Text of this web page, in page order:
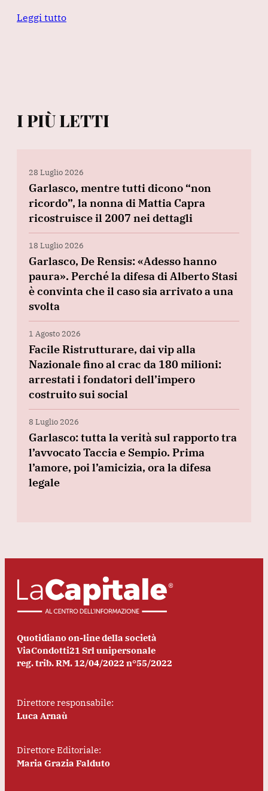
Leggi tutto
I PIÙ LETTI
28 Luglio 2026
Garlasco, mentre tutti dicono “non
ricordo”, la nonna di Mattia Capra
ricostruisce il 2007 nei dettagli
18 Luglio 2026
Garlasco, De Rensis: «Adesso hanno
paura». Perché la difesa di Alberto Stasi
è convinta che il caso sia arrivato a una
svolta
1 Agosto 2026
Facile Ristrutturare, dai vip alla
Nazionale fino al crac da 180 milioni:
arrestati i fondatori dell’impero
costruito sui social
8 Luglio 2026
Garlasco: tutta la verità sul rapporto tra
l’avvocato Taccia e Sempio. Prima
l’amore, poi l’amicizia, ora la difesa
legale
Quotidiano on-line della società
ViaCondotti21 Srl unipersonale
reg. trib. RM. 12/04/2022 n°55/2022
Direttore responsabile:
Luca Arnaù
Direttore Editoriale:
Maria Grazia Falduto